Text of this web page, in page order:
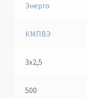
Энерго
КМПВЭ
3х2,5
500